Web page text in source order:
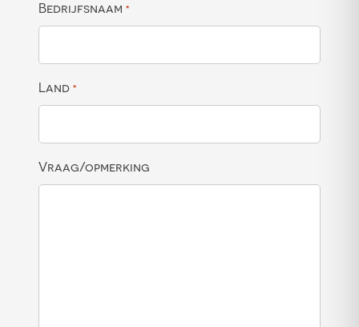
Bedrijfsnaam *
Land *
Vraag/opmerking